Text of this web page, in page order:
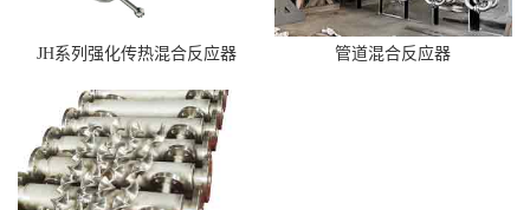
JH系列强化传热混合反应器 管道混合反应器